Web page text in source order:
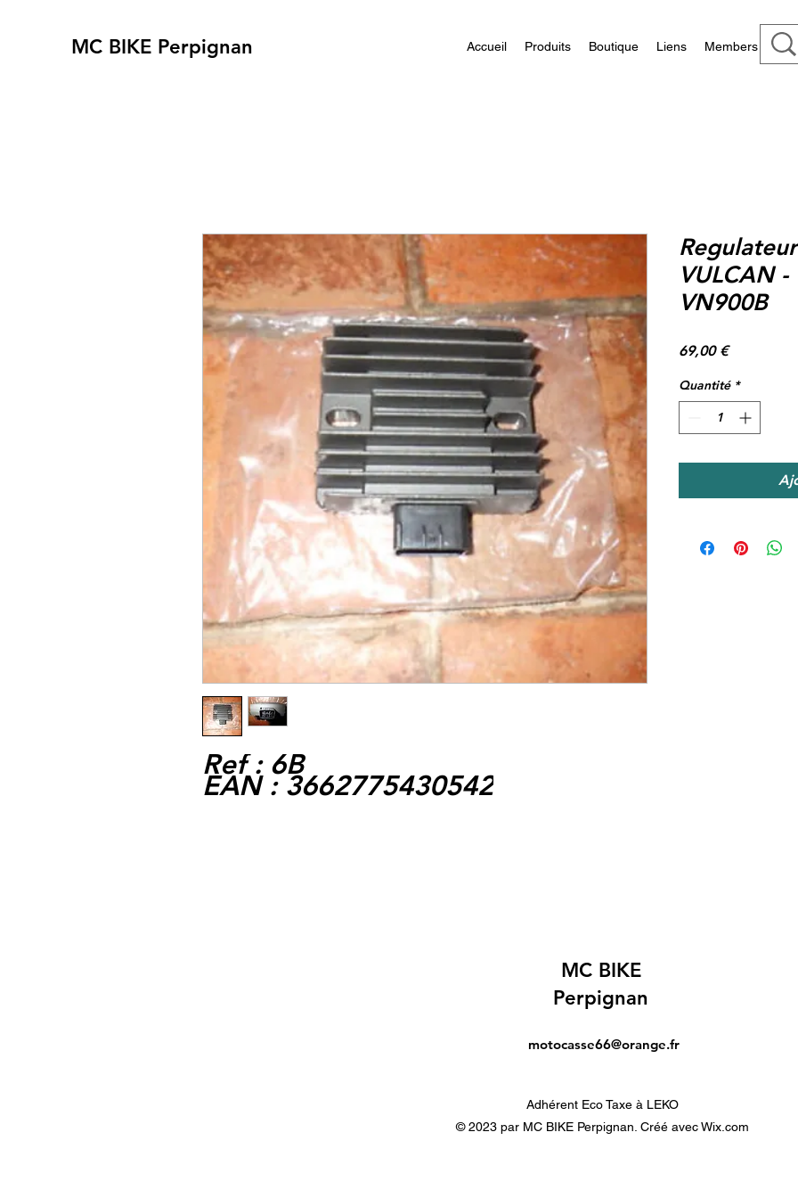
MC BIKE Perpignan Accueil Produits Boutique Liens Members
Ref : 6B
EAN : 3662775430542
VULCAN -
VN900B
69,00 €Prix
Quantité *
MC BIKE
Perpignan
motocasse66@orange.fr
Adhérent Eco Taxe à LEKO
© 2023 par MC BIKE Perpignan. Créé avec Wix.com